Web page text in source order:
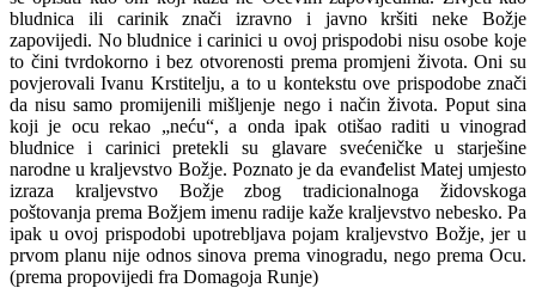
bludnica ili carinik znači izravno i javno kršiti neke Božje
zapovijedi. No bludnice i carinici u ovoj prispodobi nisu osobe koje
to čini tvrdokorno i bez otvorenosti prema promjeni života. Oni su
povjerovali Ivanu Krstitelju, a to u kontekstu ove prispodobe znači
da nisu samo promijenili mišljenje nego i način života. Poput sina
koji je ocu rekao „neću“, a onda ipak otišao raditi u vinograd
bludnice i carinici pretekli su glavare svećeničke u starješine
narodne u kraljevstvo Božje. Poznato je da evanđelist Matej umjesto
izraza kraljevstvo Božje zbog tradicionalnoga židovskoga
poštovanja prema Božjem imenu radije kaže kraljevstvo nebesko. Pa
ipak u ovoj prispodobi upotrebljava pojam kraljevstvo Božje, jer u
prvom planu nije odnos sinova prema vinogradu, nego prema Ocu.
(prema propovijedi fra Domagoja Runje)